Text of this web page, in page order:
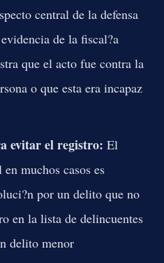
central de la defensa
de la fiscal?a
que el acto fue contra la
o que esta era incapaz
evitar el registro: El
muchos casos es
por un delito que no
en la lista de delincuentes
delito menor